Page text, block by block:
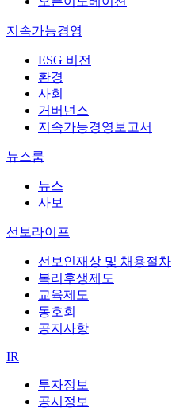
지속가능경영
ESG 비전
환경
사회
거버넌스
지속가능경영보고서
뉴스룸
뉴스
사보
선보라이프
선보인재상 및 채용절차
복리후생제도
교육제도
동호회
공지사항
IR
투자정보
공시정보